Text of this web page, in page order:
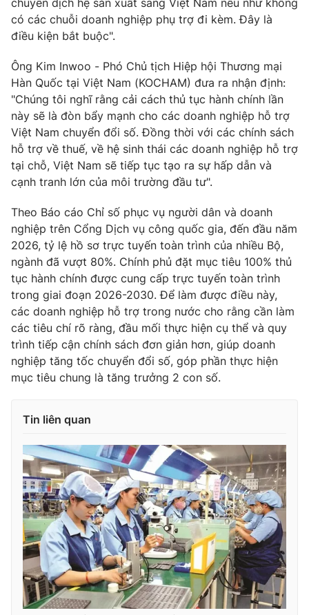
có các chuỗi doanh nghiệp phụ trợ đi kèm. Đây là
điều kiện bắt buộc".
Ông Kim Inwoo - Phó Chủ tịch Hiệp hội Thương mại
Hàn Quốc tại Việt Nam (KOCHAM) đưa ra nhận định:
"Chúng tôi nghĩ rằng cải cách thủ tục hành chính lần
này sẽ là đòn bẩy mạnh cho các doanh nghiệp hỗ trợ
Việt Nam chuyển đổi số. Đồng thời với các chính sách
hỗ trợ về thuế, về hệ sinh thái các doanh nghiệp hỗ trợ
tại chỗ, Việt Nam sẽ tiếp tục tạo ra sự hấp dẫn và
cạnh tranh lớn của môi trường đầu tư".
Theo Báo cáo Chỉ số phục vụ người dân và doanh
nghiệp trên Cổng Dịch vụ công quốc gia, đến đầu năm
2026, tỷ lệ hồ sơ trực tuyến toàn trình của nhiều Bộ,
ngành đã vượt 80%. Chính phủ đặt mục tiêu 100% thủ
tục hành chính được cung cấp trực tuyến toàn trình
trong giai đoạn 2026-2030. Để làm được điều này,
các doanh nghiệp hỗ trợ trong nước cho rằng cần làm
các tiêu chí rõ ràng, đầu mối thực hiện cụ thể và quy
trình tiếp cận chính sách đơn giản hơn, giúp doanh
nghiệp tăng tốc chuyển đổi số, góp phần thực hiện
mục tiêu chung là tăng trưởng 2 con số.
Tin liên quan